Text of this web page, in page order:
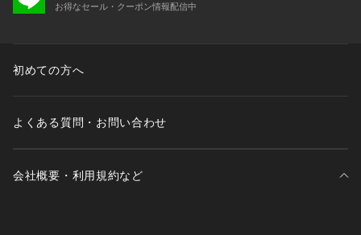
お得なセール・クーポン情報配信中
初めての方へ
よくある質問・お問い合わせ
会社概要・利用規約など